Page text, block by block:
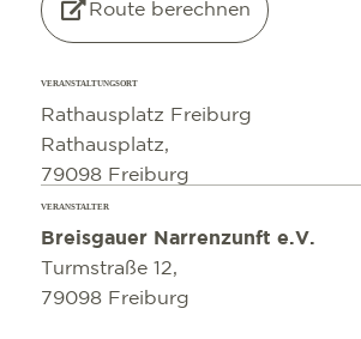
Route berechnen
VERANSTALTUNGSORT
Rathausplatz Freiburg
Rathausplatz,
79098 Freiburg
VERANSTALTER
Breisgauer Narrenzunft e.V.
Turmstraße 12,
79098 Freiburg